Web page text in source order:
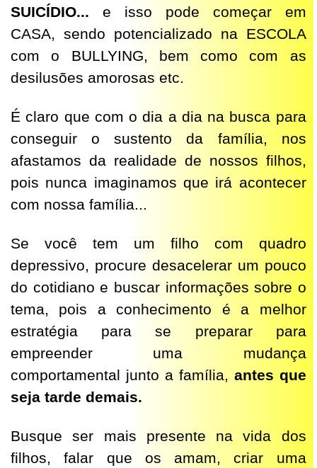
SUICÍDIO... e isso pode começar em
CASA, sendo potencializado na ESCOLA
com o BULLYING, bem como com as
desilusões amorosas etc.
É claro que com o dia a dia na busca para
conseguir o sustento da família, nos
afastamos da realidade de nossos filhos,
pois nunca imaginamos que irá acontecer
com nossa família...
Se você tem um filho com quadro
depressivo, procure desacelerar um pouco
do cotidiano e buscar informações sobre o
tema, pois a conhecimento é a melhor
estratégia para se preparar para
empreender uma mudança
comportamental junto a família, antes que
seja tarde demais.
Busque ser mais presente na vida dos
filhos, falar que os amam, criar uma